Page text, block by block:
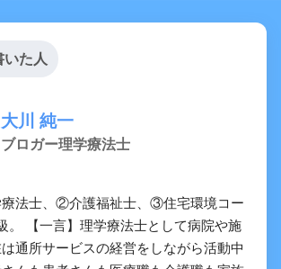
「まとめ・解説」
いた人
大川 純一
ブロガー理学療法士
療法士、②介護福祉士、③住宅環境コー
。 【一言】理学療法士として病院や施
通所サービスの経営をしながら活動中